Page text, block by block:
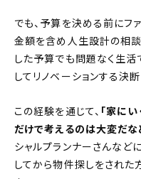
でも、予算を決める前にフ
金額を含め人生設計の相談
した予算でも問題なく生活
してリノベーションする決
この経験を通じて、 「家に
だけで考えるのは大変だな
シャルプランナーさんなど
してから物件探しをされ